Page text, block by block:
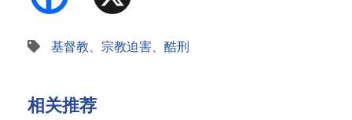
基督教、 宗教迫害、 酷刑
相关推荐